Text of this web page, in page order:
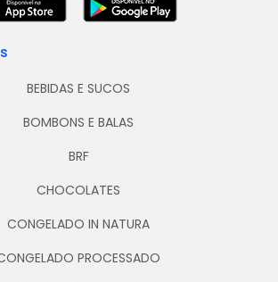
BEBIDAS E SUCOS
BOMBONS E BALAS
BRF
CHOCOLATES
CONGELADO IN NATURA
PROCESSADO